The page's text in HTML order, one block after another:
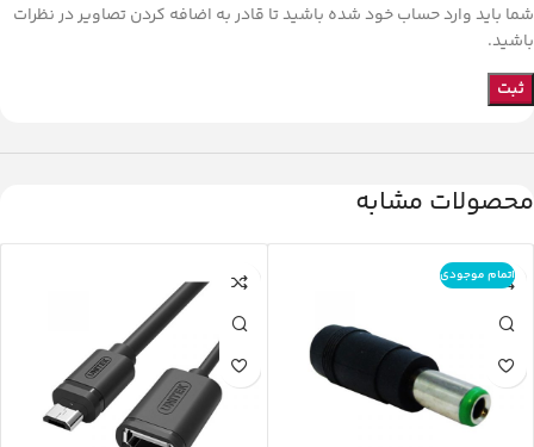
شما باید وارد حساب خود شده باشید تا قادر به اضافه کردن تصاویر در نظرات
باشید.
محصولات مشابه
اتمام موجودی